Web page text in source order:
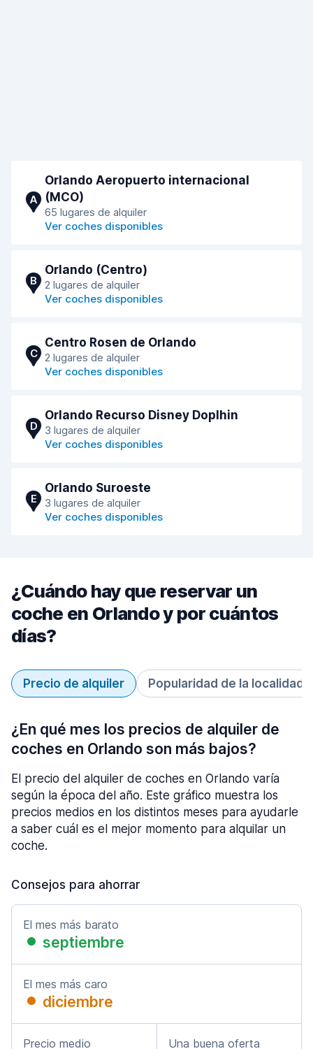
A
Orlando Aeropuerto internacional
(MCO)
65 lugares de alquiler
Ver coches disponibles
B
Orlando (Centro)
2 lugares de alquiler
Ver coches disponibles
C
Centro Rosen de Orlando
2 lugares de alquiler
Ver coches disponibles
D
Orlando Recurso Disney Doplhin
3 lugares de alquiler
Ver coches disponibles
E
Orlando Suroeste
3 lugares de alquiler
Ver coches disponibles
¿Cuándo hay que reservar un
coche en Orlando y por cuántos
días?
Precio de alquiler Popularidad de la localidad
¿En qué mes los precios de alquiler de
coches en Orlando son más bajos?
El precio del alquiler de coches en Orlando varía
según la época del año. Este gráfico muestra los
precios medios en los distintos meses para ayudarle
a saber cuál es el mejor momento para alquilar un
coche.
Consejos para ahorrar
El mes más barato
septiembre
El mes más caro
diciembre
Precio medio Una buena oferta